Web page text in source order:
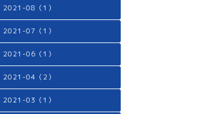
2021-08（1）
2021-07（1）
2021-06（1）
2021-04（2）
2021-03（1）